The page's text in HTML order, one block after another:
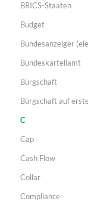
BRICS-Staaten
Budget
Bundesanzeiger
Bundeskartellamt
Bürgschaft
Bürgschaft auf
C
Cap
Cash Flow
Collar
Compliance